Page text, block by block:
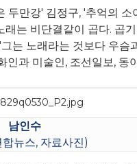
만강' 김정구, '추억의 소
는 비단결같이 곱다. 곱
는 노래라는 것보다 우슴
인과 미술인, 조선일보, 동
남인수
뉴스, 자료사진)